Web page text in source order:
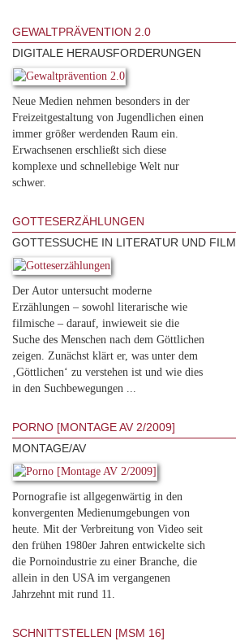
GEWALTPRÄVENTION 2.0
DIGITALE HERAUSFORDERUNGEN
Neue Medien nehmen besonders in der
Freizeitgestaltung von Jugendlichen einen
immer größer werdenden Raum ein.
Erwachsenen erschließt sich diese
komplexe und schnellebige Welt nur
schwer.
GOTTESERZÄHLUNGEN
GOTTESSUCHE IN LITERATUR UND FILM
Der Autor untersucht moderne
Erzählungen – sowohl literarische wie
filmische – darauf, inwieweit sie die
Suche des Menschen nach dem Göttlichen
zeigen. Zunächst klärt er, was unter dem
‚Göttlichen‘ zu verstehen ist und wie dies
in den Suchbewegungen ...
PORNO [MONTAGE AV 2/2009]
MONTAGE/AV
Pornografie ist allgegenwärtig in den
konvergenten Medienumgebungen von
heute. Mit der Verbreitung von Video seit
den frühen 1980er Jahren entwickelte sich
die Pornoindustrie zu einer Branche, die
allein in den USA im vergangenen
Jahrzehnt mit rund 11.
SCHNITTSTELLEN [MSM 16]